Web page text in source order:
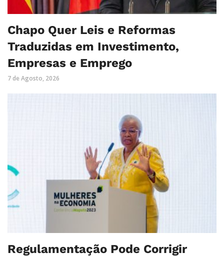
Chapo Quer Leis e Reformas
Traduzidas em Investimento,
Empresas e Emprego
7 de Agosto, 2026
Regulamentação Pode Corrigir